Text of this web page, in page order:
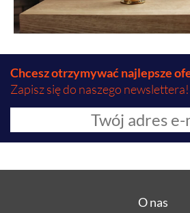
Chcesz otrzymywać najlepsze
Zapisz się do naszego newslettera!
O nas